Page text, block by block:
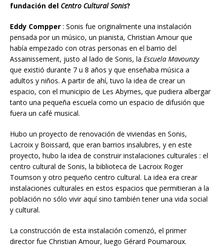
fundación del Centro Cultural Sonis?
Eddy Compper : Sonis fue originalmente una instalación
pensada por un músico, un pianista, Christian Amour que
había empezado con otras personas en el barrio del
Assainissement, justo al lado de Sonis, la Escuela Mavounzy
que existió durante 7 u 8 años y que enseñaba música a
adultos y niños. A partir de ahí, tuvo la idea de crear un
espacio, con el municipio de Les Abymes, que pudiera albergar
tanto una pequeña escuela como un espacio de difusión que
fuera un café musical.
Hubo un proyecto de renovación de viviendas en Sonis,
Lacroix y Boissard, que eran barrios insalubres, y en este
proyecto, hubo la idea de construir instalaciones culturales : el
centro cultural de Sonis, la biblioteca de Lacroix Roger
Toumson y otro pequeño centro cultural. La idea era crear
instalaciones culturales en estos espacios que permitieran a la
población no sólo vivir aquí sino también tener una vida social
y cultural.
La construcción de esta instalación comenzó, el primer
director fue Christian Amour, luego Gérard Poumaroux.